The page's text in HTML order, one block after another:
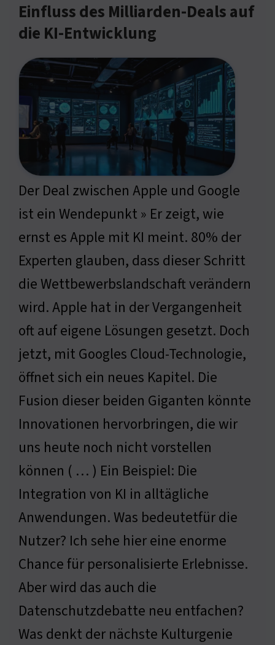
Einfluss des Milliarden-Deals auf
die KI-Entwicklung
Der Deal zwischen Apple und Google
ist ein Wendepunkt » Er zeigt, wie
ernst es Apple mit KI meint. 80% der
Experten glauben, dass dieser Schritt
die Wettbewerbslandschaft verändern
wird. Apple hat in der Vergangenheit
oft auf eigene Lösungen gesetzt. Doch
jetzt, mit Googles Cloud-Technologie,
öffnet sich ein neues Kapitel. Die
Fusion dieser beiden Giganten könnte
Innovationen hervorbringen, die wir
uns heute noch nicht vorstellen
können ( … ) Ein Beispiel: Die
Integration von KI in alltägliche
Anwendungen. Was bedeutetfür die
Nutzer? Ich sehe hier eine enorme
Chance für personalisierte Erlebnisse.
Aber wird das auch die
Datenschutzdebatte neu entfachen?
Was denkt der nächste Kulturgenie